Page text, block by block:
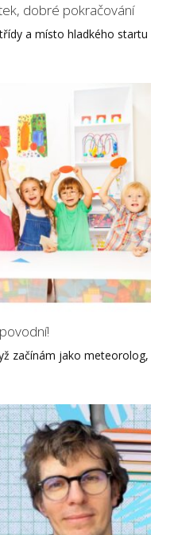
dobré pokračování
a místo hladkého startu
začínám jako meteorolog,